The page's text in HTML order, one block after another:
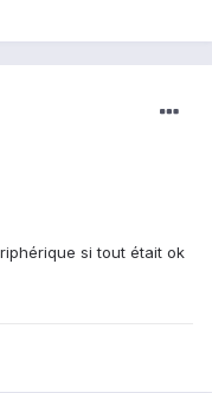
si tout était ok